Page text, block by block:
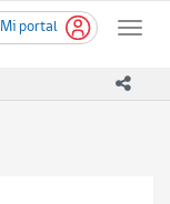
Mi portal
Toggle